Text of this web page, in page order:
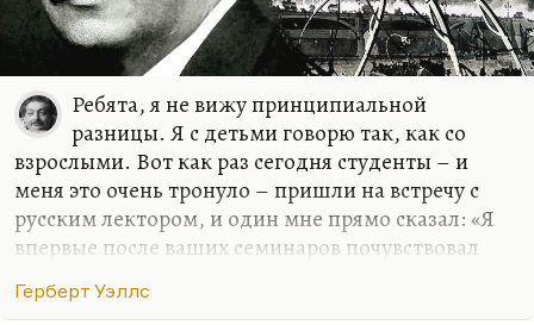
Ребята, я не вижу принципиальной
разницы. Я с детьми говорю так, как со
взрослыми. Вот как раз сегодня студенты – и
меня это очень тронуло – пришли на встречу с
русским лектором, и один мне прямо сказал: «Я
впервые после ваших семинаров почувствовал
этого совсем не хотел, но в каком-то смысле,
Герберт Уэллс